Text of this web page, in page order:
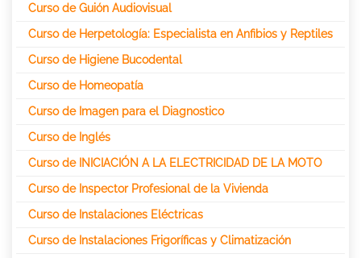
Curso de Guión Audiovisual
Curso de Herpetología: Especialista en Anfibios y Reptiles
Curso de Higiene Bucodental
Curso de Homeopatía
Curso de Imagen para el Diagnostico
Curso de Inglés
Curso de INICIACIÓN A LA ELECTRICIDAD DE LA MOTO
Curso de Inspector Profesional de la Vivienda
Curso de Instalaciones Eléctricas
Curso de Instalaciones Frigoríficas y Climatización